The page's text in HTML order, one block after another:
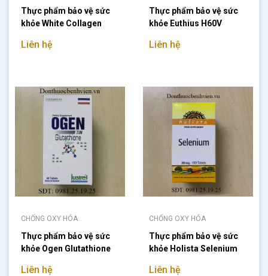
Thực phẩm bảo vệ sức
khỏe White Collagen
Liên hệ
Thực phẩm bảo vệ sức
khỏe Euthius H60V
Liên hệ
CHỐNG OXY HÓA
Thực phẩm bảo vệ sức
khỏe Ogen Glutathione
Liên hệ
CHỐNG OXY HÓA
Thực phẩm bảo vệ sức
khỏe Holista Selenium
Liên hệ